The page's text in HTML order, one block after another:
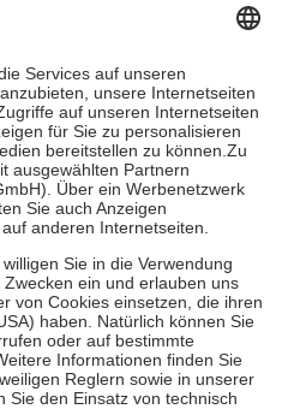
in Höhe von zehn
nie mehr als die tatsächlichen
auch für Online-Apotheken.
beträgt die
sowie zehn Euro je
für ihre eigene Gesundheit zu
der Familie zu unterstützen,
vollendeten 18. Lebensjahr
Früherkennung, die von der